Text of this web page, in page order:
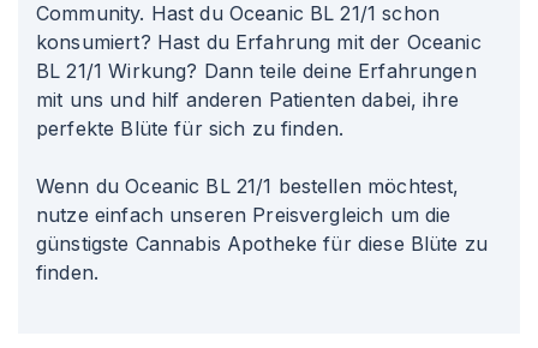
Community. Hast du Oceanic BL 21/1 schon
konsumiert? Hast du Erfahrung mit der Oceanic
BL 21/1 Wirkung? Dann teile deine Erfahrungen
mit uns und hilf anderen Patienten dabei, ihre
perfekte Blüte für sich zu finden.
Wenn du Oceanic BL 21/1 bestellen möchtest,
nutze einfach unseren Preisvergleich um die
günstigste Cannabis Apotheke für diese Blüte zu
finden.